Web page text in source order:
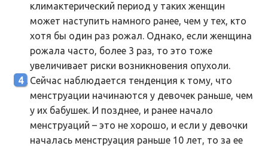
климактерический период у таких женщин
может наступить намного ранее, чем у тех, кто
хотя бы один раз рожал. Однако, если женщина
рожала часто, более 3 раз, то это тоже
увеличивает риски возникновения опухоли.
Сейчас наблюдается тенденция к тому, что
менструации начинаются у девочек раньше, чем
у их бабушек. И позднее, и ранее начало
менструаций – это не хорошо, и если у девочки
началась менструация раньше 10 лет, то за ее